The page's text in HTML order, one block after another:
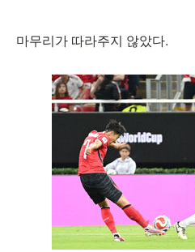
마무리가 따라주지 않았다.